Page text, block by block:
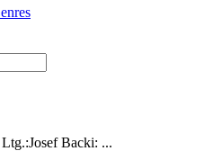
Backi: ...